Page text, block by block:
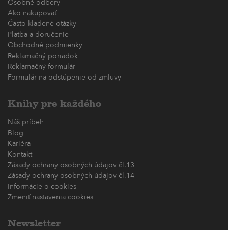
Osobné odbery
Ako nakupovať
Často kladené otázky
Platba a doručenie
Obchodné podmienky
Reklamačný poriadok
Reklamačný formulár
Formulár na odstúpenie od zmluvy
Knihy pre každého
Náš príbeh
Blog
Kariéra
Kontakt
Zásady ochrany osobných údajov čl.13
Zásady ochrany osobných údajov čl.14
Informácie o cookies
Zmeniť nastavenia cookies
Newsletter